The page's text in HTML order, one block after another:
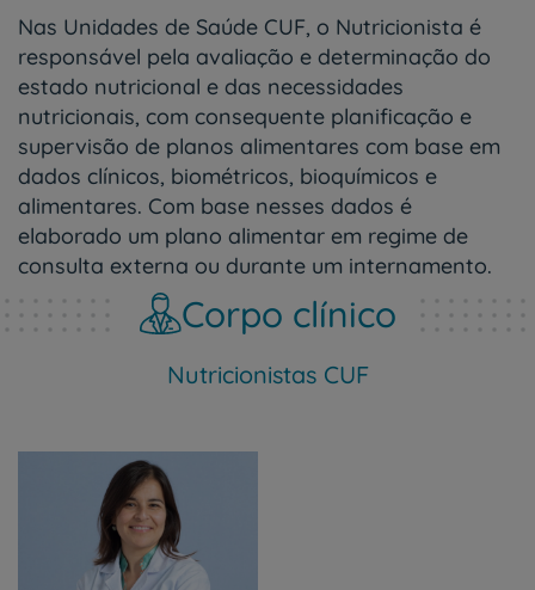
Nas Unidades de Saúde CUF, o Nutricionista é
responsável pela avaliação e determinação do
estado nutricional e das necessidades
nutricionais, com consequente planificação e
supervisão de planos alimentares com base em
dados clínicos, biométricos, bioquímicos e
alimentares. Com base nesses dados é
elaborado um plano alimentar em regime de
consulta externa ou durante um internamento.
Corpo clínico
Nutricionistas CUF